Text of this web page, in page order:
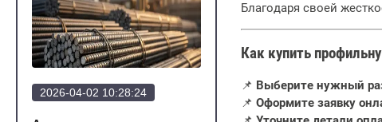
2026-04-02 10:28:24 2026-03-20 12:23:57
Благодаря своей
Как купить
📌 Выберите нужный
📌 Оформите заявку